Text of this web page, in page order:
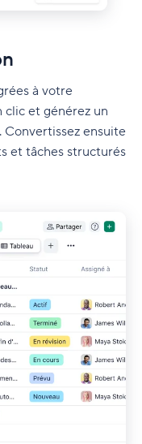
à votre
clic et générez un
Convertissez ensuite
et tâches structurés